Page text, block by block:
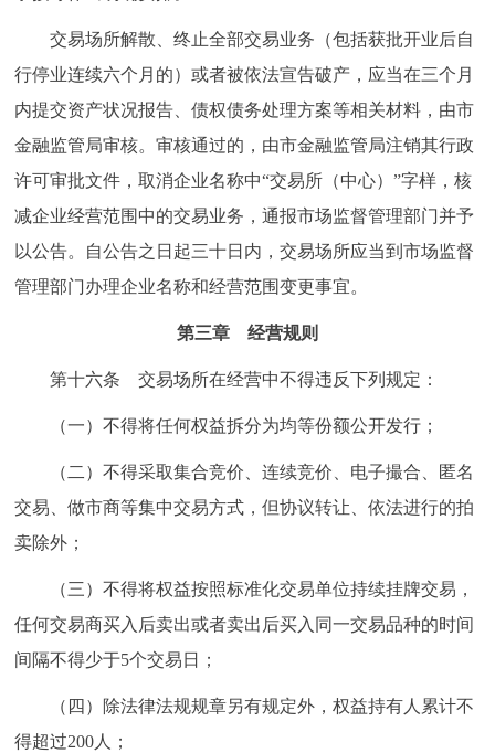
交易场所解散、终止全部交易业务（包括获批开业后自
行停业连续六个月的）或者被依法宣告破产，应当在三个月
内提交资产状况报告、债权债务处理方案等相关材料，由市
金融监管局审核。审核通过的，由市金融监管局注销其行政
许可审批文件，取消企业名称中“交易所（中心）”字样，核
减企业经营范围中的交易业务，通报市场监督管理部门并予
以公告。自公告之日起三十日内，交易场所应当到市场监督
管理部门办理企业名称和经营范围变更事宜。
第三章 经营规则
第十六条 交易场所在经营中不得违反下列规定：
（一）不得将任何权益拆分为均等份额公开发行；
（二）不得采取集合竞价、连续竞价、电子撮合、匿名
交易、做市商等集中交易方式，但协议转让、依法进行的拍
卖除外；
（三）不得将权益按照标准化交易单位持续挂牌交易，
任何交易商买入后卖出或者卖出后买入同一交易品种的时间
间隔不得少于5个交易日；
（四）除法律法规规章另有规定外，权益持有人累计不
得超过200人；